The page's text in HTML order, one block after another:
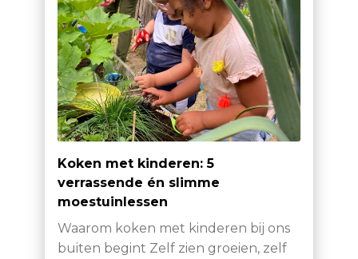
Koken met kinderen: 5
verrassende én slimme
moestuinlessen
Waarom koken met kinderen bij ons
buiten begint Zelf zien groeien, zelf